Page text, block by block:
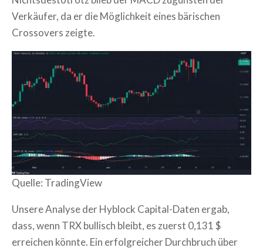
Verkäufer, da er die Möglichkeit eines bärischen
Crossovers zeigte.
Quelle: TradingView
Unsere Analyse der Hyblock Capital-Daten ergab,
dass, wenn TRX bullisch bleibt, es zuerst 0,131 $
erreichen könnte. Ein erfolgreicher Durchbruch über